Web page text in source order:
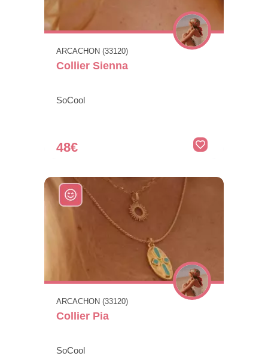
ARCACHON (33120)
Collier Sienna
SoCool
48€
ARCACHON (33120)
Collier Pia
SoCool